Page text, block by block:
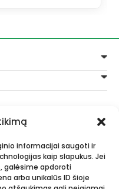
informacijai saugoti ir
kaip slapukus. Jei
galėsime apdoroti
arba unikalūs ID šioje
-
prekyba.